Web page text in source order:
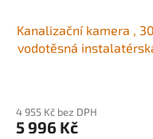
Kanalizační kamera ,
vodotěsná
karta pro
4 955 Kč bez DPH
5 996 Kč